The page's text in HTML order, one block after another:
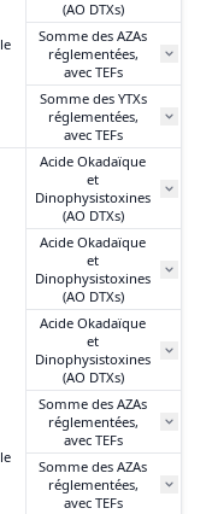
(AO DTXs)
Somme des AZAs
réglementées,
avec TEFs
Somme des YTXs
réglementées,
avec TEFs
Acide Okadaïque
et
Dinophysistoxines
(AO DTXs)
Acide Okadaïque
et
Dinophysistoxines
(AO DTXs)
Acide Okadaïque
et
Dinophysistoxines
(AO DTXs)
Somme des AZAs
réglementées,
avec TEFs
Somme des AZAs
réglementées,
avec TEFs